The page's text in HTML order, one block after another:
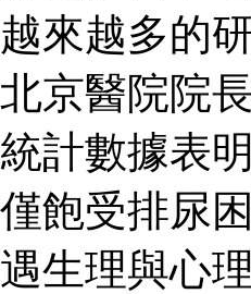
越來越多的
北京醫院院
統計數據表
僅飽受排尿
遇生理與心